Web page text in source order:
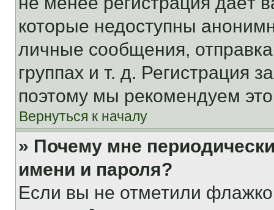
которые недоступны
личные сообщения,
группах и т. д. Регистрация
поэтому мы рекомендуем
Вернуться к началу
» Почему мне
имени и пароля?
Если вы не отметили